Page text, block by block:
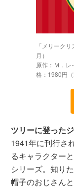
「メリーク
月）
原作：Ｍ．
格：1980円
ツリーに登った
1941年に刊行さ
るキャラクター
シリーズ。知り
帽子のおじさん